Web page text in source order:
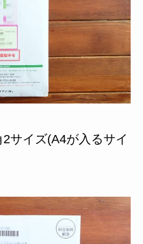
サイズ(A4が入るサイ